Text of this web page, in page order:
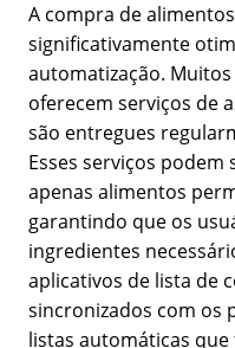
A compra de
significativamente
automatização.
oferecem serviços de
são entregues
Esses serviços
apenas alimentos
garantindo que os
ingredientes
aplicativos de lista de
sincronizados com os
listas automáticas